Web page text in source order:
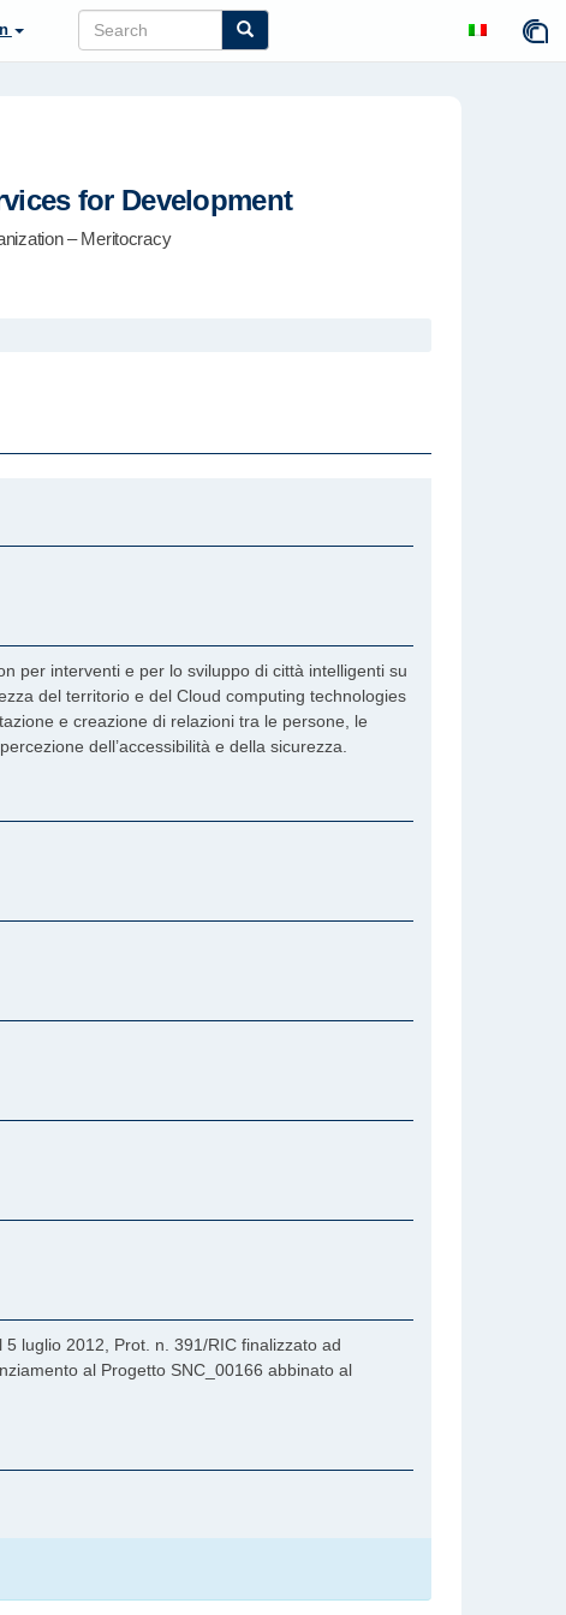
for Development
– Meritocracy
per interventi e per lo sviluppo di città intelligenti su
del territorio e del Cloud computing technologies
e creazione di relazioni tra le persone, le
dell’accessibilità e della sicurezza.
luglio 2012, Prot. n. 391/RIC finalizzato ad
al Progetto SNC_00166 abbinato al